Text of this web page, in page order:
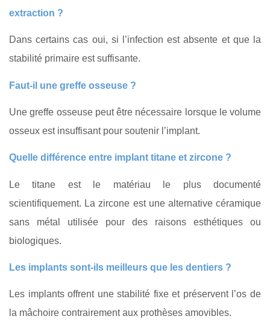
extraction ?
Dans certains cas oui, si l’infection est absente et que la
stabilité primaire est suffisante.
Faut‑il une greffe osseuse ?
Une greffe osseuse peut être nécessaire lorsque le volume
osseux est insuffisant pour soutenir l’implant.
Quelle différence entre implant titane et zircone ?
Le titane est le matériau le plus documenté
scientifiquement. La zircone est une alternative céramique
sans métal utilisée pour des raisons esthétiques ou
biologiques.
Les implants sont‑ils meilleurs que les dentiers ?
Les implants offrent une stabilité fixe et préservent l’os de
la mâchoire contrairement aux prothèses amovibles.